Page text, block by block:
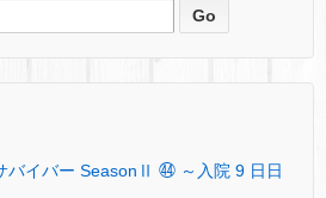
バイバー SeasonⅡ ㊹ ～入院 9 日日